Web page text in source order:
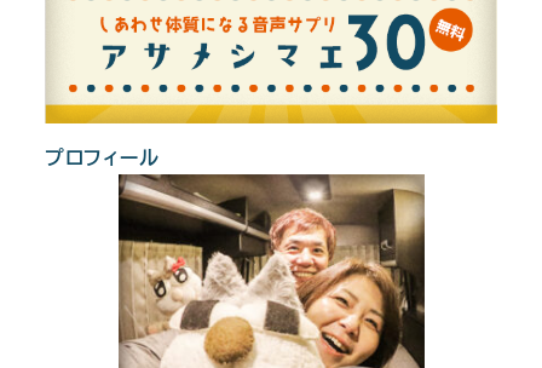
プロフィール